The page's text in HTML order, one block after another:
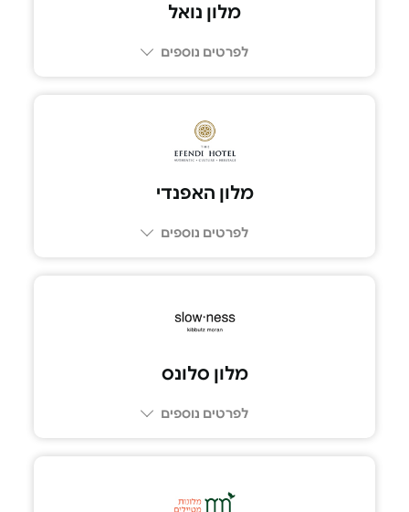
מלון נואל
לפרטים נוספים
מלון האפנדי
לפרטים נוספים
מלון סלונס
לפרטים נוספים